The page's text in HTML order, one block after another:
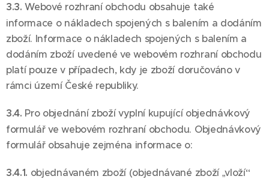
3.3.Webové rozhraní obchodu obsahuje také
informace o nákladech spojených s balením a dodáním
zboží. Informace o nákladech spojených s balením a
dodáním zboží uvedené ve webovém rozhraní obchodu
platí pouze v případech, kdy je zboží doručováno v
rámci území České republiky.
3.4. Pro objednání zboží vyplní kupující objednávkový
formulář ve webovém rozhraní obchodu. Objednávkový
formulář obsahuje zejména informace o:
3.4.1. objednávaném zboží (objednávané zboží „vloží“